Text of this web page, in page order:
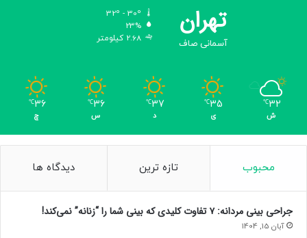
ا
ح
تهران
آسمانی صاف
23%
2.68 کیلومتر
32
℃
ش
35
℃
ی
37
℃
د
36
℃
س
36
℃
چ
محبوب تازه ترین دیدگاه ها
جراحی بینی مردانه: ۷ تفاوت کلیدی که بینی شما را “زنانه” نمی‌کند!
آبان 15, 1404